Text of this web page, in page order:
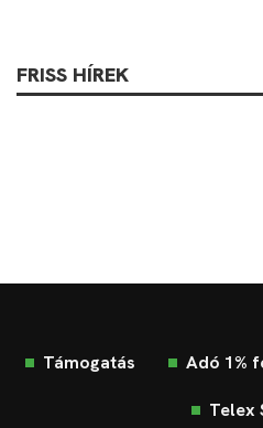
FRISS HÍREK
Támogatás Adó 1%
Telex